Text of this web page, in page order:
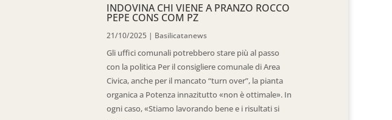
INDOVINA CHI VIENE A PRANZO ROCCO
PEPE CONS COM PZ
21/10/2025 | Basilicatanews
Gli uffici comunali potrebbero stare più al passo
con la politica Per il consigliere comunale di Area
Civica, anche per il mancato “turn over”, la pianta
organica a Potenza innazitutto «non è ottimale». In
ogni caso, «Stiamo lavorando bene e i risultati si